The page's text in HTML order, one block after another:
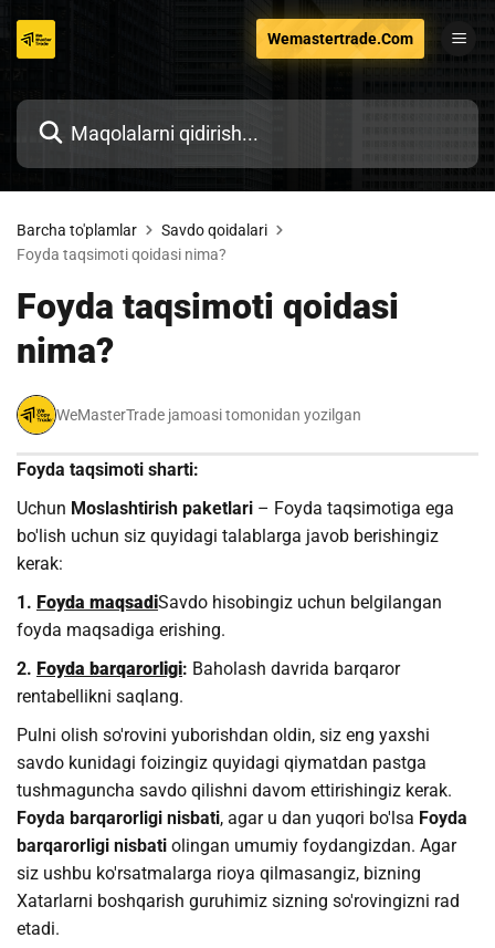
o'tish
Wemastertrade.Com
Barcha to'plamlar
Savdo qoidalari
Foyda taqsimoti qoidasi nima?
Foyda taqsimoti qoidasi
nima?
WeMasterTrade jamoasi tomonidan yozilgan
Foyda taqsimoti sharti:
Uchun Moslashtirish paketlari – Foyda taqsimotiga ega
bo'lish uchun siz quyidagi talablarga javob berishingiz
kerak:
1. Foyda maqsadiSavdo hisobingiz uchun belgilangan
foyda maqsadiga erishing.
2. Foyda barqarorligi: Baholash davrida barqaror
rentabellikni saqlang.
Pulni olish so'rovini yuborishdan oldin, siz eng yaxshi
savdo kunidagi foizingiz quyidagi qiymatdan pastga
tushmaguncha savdo qilishni davom ettirishingiz kerak.
Foyda barqarorligi nisbati, agar u dan yuqori bo'lsa Foyda
barqarorligi nisbati olingan umumiy foydangizdan. Agar
siz ushbu ko'rsatmalarga rioya qilmasangiz, bizning
Xatarlarni boshqarish guruhimiz sizning so'rovingizni rad
etadi.